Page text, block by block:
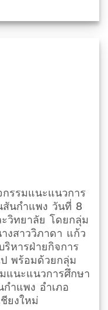
กรรมแนะแนวการ
นกำแพง วันที่ 8
วิทยาลัย โดยกลุ่ม
งสาววิภาดา แก้ว
หารฝ่ายกิจการ
พร้อมด้วยกลุ่ม
แนะแนวการศึกษา
ำแพง อำเภอ
ยงใหม่